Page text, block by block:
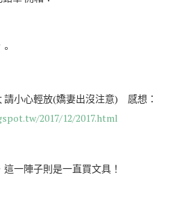
請小心輕放(嬌妻出沒注意) 感想：
2017/12/2017.html
一陣子則是一直買文具！